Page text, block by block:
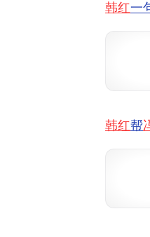
韩红一
韩红帮